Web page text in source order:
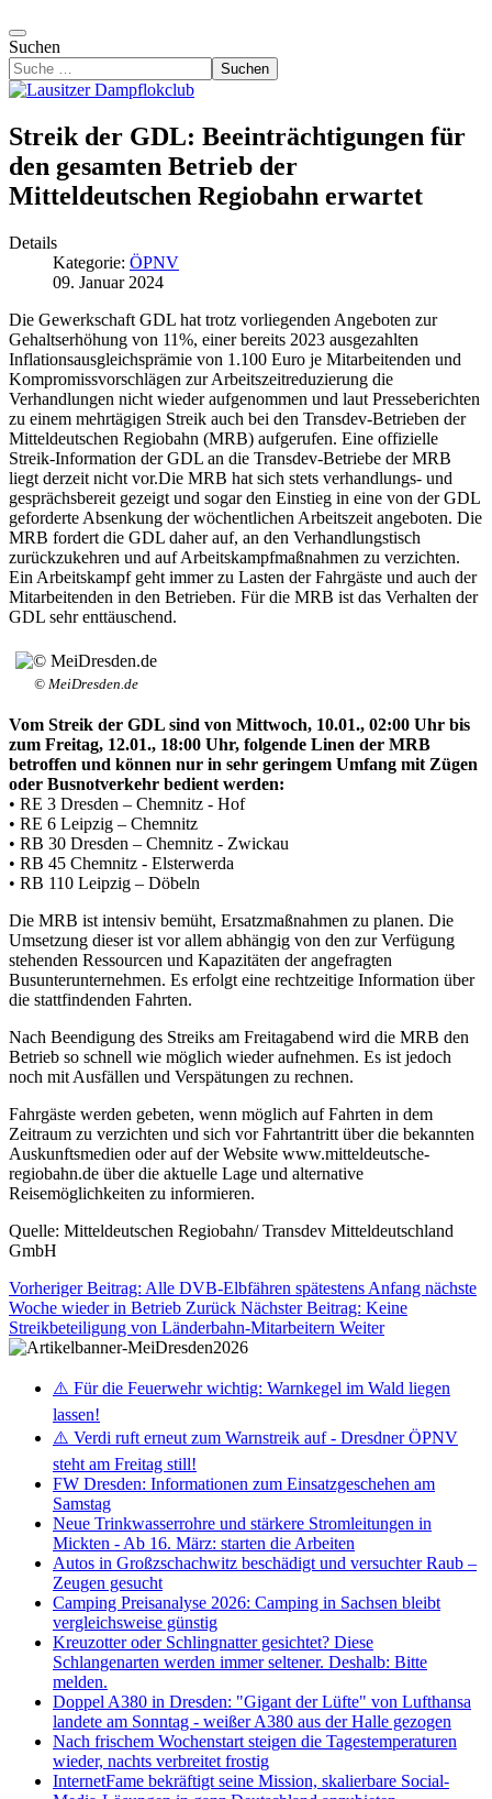
Suchen
Suchen
Streik der GDL: Beeinträchtigungen für
den gesamten Betrieb der
Mitteldeutschen Regiobahn erwartet
Details
Kategorie: ÖPNV
09. Januar 2024
Die Gewerkschaft GDL hat trotz vorliegenden Angeboten zur
Gehaltserhöhung von 11%, einer bereits 2023 ausgezahlten
Inflationsausgleichsprämie von 1.100 Euro je Mitarbeitenden und
Kompromissvorschlägen zur Arbeitszeitreduzierung die
Verhandlungen nicht wieder aufgenommen und laut Presseberichten
zu einem mehrtägigen Streik auch bei den Transdev-Betrieben der
Mitteldeutschen Regiobahn (MRB) aufgerufen. Eine offizielle
Streik-Information der GDL an die Transdev-Betriebe der MRB
liegt derzeit nicht vor.Die MRB hat sich stets verhandlungs- und
gesprächsbereit gezeigt und sogar den Einstieg in eine von der GDL
geforderte Absenkung der wöchentlichen Arbeitszeit angeboten. Die
MRB fordert die GDL daher auf, an den Verhandlungstisch
zurückzukehren und auf Arbeitskampfmaßnahmen zu verzichten.
Ein Arbeitskampf geht immer zu Lasten der Fahrgäste und auch der
Mitarbeitenden in den Betrieben. Für die MRB ist das Verhalten der
GDL sehr enttäuschend.
© MeiDresden.de
Vom Streik der GDL sind von Mittwoch, 10.01., 02:00 Uhr bis
zum Freitag, 12.01., 18:00 Uhr, folgende Linen der MRB
betroffen und können nur in sehr geringem Umfang mit Zügen
oder Busnotverkehr bedient werden:
• RE 3 Dresden – Chemnitz - Hof
• RE 6 Leipzig – Chemnitz
• RB 30 Dresden – Chemnitz - Zwickau
• RB 45 Chemnitz - Elsterwerda
• RB 110 Leipzig – Döbeln
Die MRB ist intensiv bemüht, Ersatzmaßnahmen zu planen. Die
Umsetzung dieser ist vor allem abhängig von den zur Verfügung
stehenden Ressourcen und Kapazitäten der angefragten
Busunterunternehmen. Es erfolgt eine rechtzeitige Information über
die stattfindenden Fahrten.
Nach Beendigung des Streiks am Freitagabend wird die MRB den
Betrieb so schnell wie möglich wieder aufnehmen. Es ist jedoch
noch mit Ausfällen und Verspätungen zu rechnen.
Fahrgäste werden gebeten, wenn möglich auf Fahrten in dem
Zeitraum zu verzichten und sich vor Fahrtantritt über die bekannten
Auskunftsmedien oder auf der Website www.mitteldeutsche-
regiobahn.de über die aktuelle Lage und alternative
Reisemöglichkeiten zu informieren.
Quelle: Mitteldeutschen Regiobahn/ Transdev Mitteldeutschland
GmbH
Vorheriger Beitrag: Alle DVB-Elbfähren spätestens Anfang nächste
Woche wieder in Betrieb Zurück Nächster Beitrag: Keine
Streikbeteiligung von Länderbahn-Mitarbeitern Weiter
⚠️ Für die Feuerwehr wichtig: Warnkegel im Wald liegen
lassen!
⚠️ Verdi ruft erneut zum Warnstreik auf - Dresdner ÖPNV
steht am Freitag still!
FW Dresden: Informationen zum Einsatzgeschehen am
Samstag
Neue Trinkwasserrohre und stärkere Stromleitungen in
Mickten - Ab 16. März: starten die Arbeiten
Autos in Großzschachwitz beschädigt und versuchter Raub –
Zeugen gesucht
Camping Preisanalyse 2026: Camping in Sachsen bleibt
vergleichsweise günstig
Kreuzotter oder Schlingnatter gesichtet? Diese
Schlangenarten werden immer seltener. Deshalb: Bitte
melden.
Doppel A380 in Dresden: "Gigant der Lüfte" von Lufthansa
landete am Sonntag - weißer A380 aus der Halle gezogen
Nach frischem Wochenstart steigen die Tagestemperaturen
wieder, nachts verbreitet frostig
InternetFame bekräftigt seine Mission, skalierbare Social-